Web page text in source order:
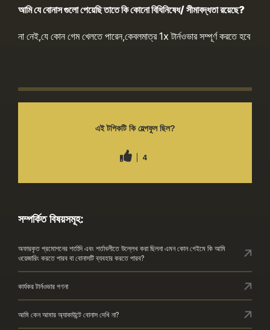
আমি যে বোনাস গুলো পেয়েছি তাতে কি কোনো বিধিনিষেধ/ সীমাবদ্ধতা রয়েছে?
না নেই,যে কোন গেম খেলতে পারেন,কেবলমাত্র 1x টার্নওভার সম্পূর্ণ করতে হবে
এই টপিকটি কি হেল্পফুল ছিল?
4
সম্পর্কিত বিষয়সমূহ:
অফারকৃত প্রমোশনের শর্তাদি এবং শর্তাবলীতে উল্লেখ করা ছিলনা এমন কোন গেইমে কি আমি
ওয়েজারিং করতে পারব বা বোনাসটি ব্যবহার করতে পারব?
কার্যকর টার্নওভার গণনা
আমি কেন আমার অ্যাকাউন্টে বোনাস দেখি না?